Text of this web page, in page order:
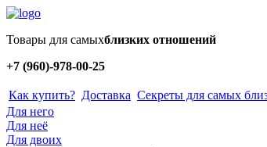
Товары для самыхблизких отношений
+7 (960)-978-00-25
Как купить? Доставка Секреты для самых
Для него
Для неё
Для двоих